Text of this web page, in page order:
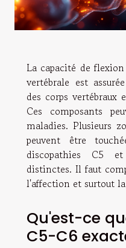
La capacité de
vertébrale est
des corps vertébraux
Ces composants
maladies. Plusieurs
peuvent être
discopathies C5
distinctes. Il faut
l'affection et surtout
Qu'est-ce
C5-C6